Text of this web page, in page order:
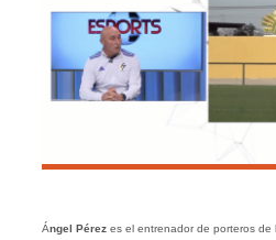
Ángel Pérez es el entrenador de porteros de